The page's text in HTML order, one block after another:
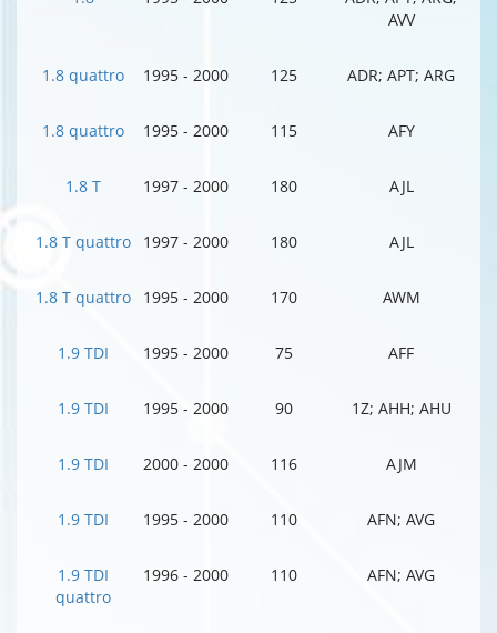
AVV
1.8 quattro 1995 - 2000 125 ADR; APT; ARG
1.8 quattro 1995 - 2000 115 AFY
1.8 T 1997 - 2000 180 AJL
1.8 T quattro 1997 - 2000 180 AJL
1.8 T quattro 1995 - 2000 170 AWM
1.9 TDI 1995 - 2000 75 AFF
1.9 TDI 1995 - 2000 90 1Z; AHH; AHU
1.9 TDI 2000 - 2000 116 AJM
1.9 TDI 1995 - 2000 110 AFN; AVG
1.9 TDI
quattro
1996 - 2000 110 AFN; AVG